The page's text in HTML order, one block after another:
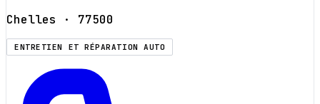
Chelles · 77500
ENTRETIEN ET RÉPARATION AUTO